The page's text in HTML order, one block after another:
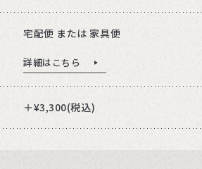
宅配便 または 家具便
詳細はこちら
＋¥3,300(税込)